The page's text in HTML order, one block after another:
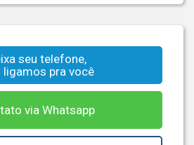
seu telefone,
ligamos pra você
via Whatsapp